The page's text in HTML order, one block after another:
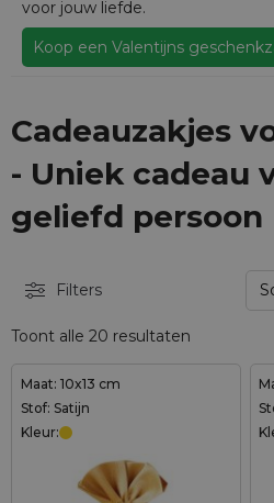
voor jouw liefde.
Koop een Valentijns
Cadeauzakjes
- Uniek cadeau
geliefd persoon
Filters
Toont alle 20 resultaten
Maat: 10x13 cm
Stof: Satijn
Kleur: